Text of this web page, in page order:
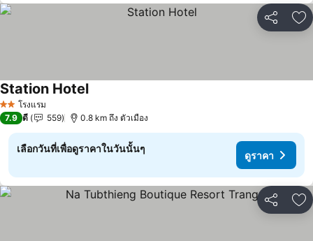
แชร์ เ
2 ดาวโรงแรม
Station Hotelดูราคา
7.9 ดี 559 0.8 km ถึง ตัวเมือง
เลือกวันที่เพื่อดูราคาในวันนั้นๆ
ดูราคา
แชร์ เ